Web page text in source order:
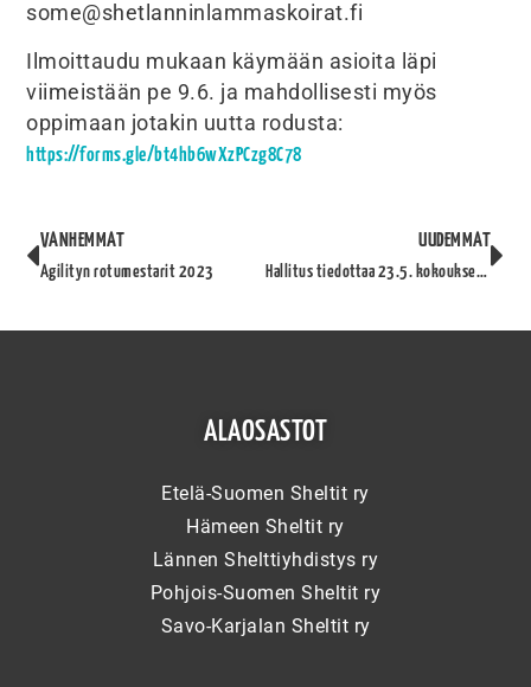
some@shetlanninlammaskoirat.fi
Ilmoittaudu mukaan käymään asioita läpi
viimeistään pe 9.6. ja mahdollisesti myös
oppimaan jotakin uutta rodusta:
https://forms.gle/bt4hb6wXzPCzg8C78
VANHEMMAT
Agilityn rotumestarit 2023
UUDEMMAT
Hallitus tiedottaa 23.5. kokouksesta
ALAOSASTOT
Etelä-Suomen Sheltit ry
Hämeen Sheltit ry
Lännen Shelttiyhdistys ry
Pohjois-Suomen Sheltit ry
Savo-Karjalan Sheltit ry